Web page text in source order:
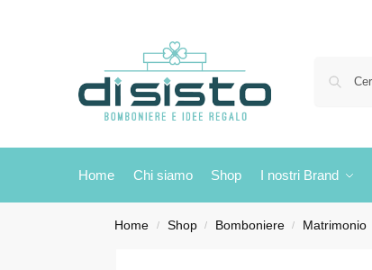
Home Chi siamo Shop I nostri Brand
Home / Shop / Bomboniere / Matrimonio